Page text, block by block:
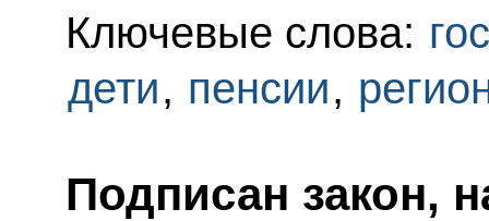
Ключевые слова:
дети, пенсии,
Подписан закон,